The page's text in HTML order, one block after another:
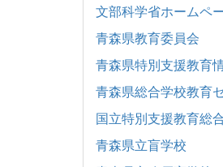
文部科学省ホームペ
青森県教育委員会
青森県特別支援教育
青森県総合学校教育
国立特別支援教育総
青森県立盲学校